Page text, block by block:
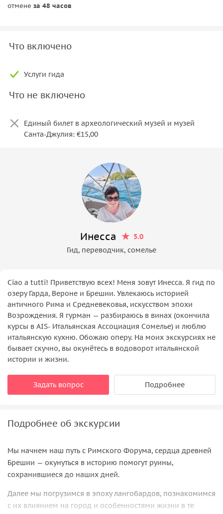
отмене за 48 часов
Что включено
Услуги гида
Что не включено
Единый билет в археологический музей и музей
Санта-Джулия: €15,00
Инесса
5.0
Гид, переводчик, сомелье
Ciao a tutti! Приветствую всех! Меня зовут Инесса. Я гид по
озеру Гарда, Вероне и Брешии. Увлекаюсь историей
античного Рима и Средневековья, искусством эпохи
Возрождения. Я гурман — разбираюсь в винах (окончила
курсы в AIS- Итальянская Ассоциация Сомелье) и люблю
итальянскую кухню. Обожаю оперу. На моих экскурсиях не
бывает скучно, вы окунётесь в водоворот итальянской
истории и жизни.
Задать вопрос Подробнее
Подробнее об экскурсии
Мы начнем наш путь с Римского Форума, сердца древней
Брешии — окунуться в историю помогут руины,
сохранившиеся до наших дней.
Далее мы погрузимся в эпоху лангобардов, познакомимся
с их влиянием на город и особенностями жизни в те